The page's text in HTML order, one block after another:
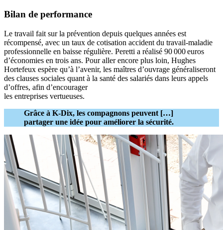
Bilan de performance
Le travail fait sur la prévention depuis quelques années est
récompensé, avec un taux de cotisation accident du travail-maladie
professionnelle en baisse régulière. Peretti a réalisé 90 000 euros
d’économies en trois ans. Pour aller encore plus loin, Hughes
Hortefeux espère qu’à l’avenir, les maîtres d’ouvrage généraliseront
des clauses sociales quant à la santé des salariés dans leurs appels
d’offres, afin d’encourager
les entreprises vertueuses.
Grâce à K-Dix, les compagnons peuvent […]
partager une idée pour améliorer la sécurité.